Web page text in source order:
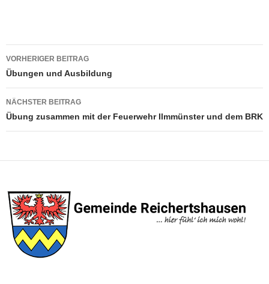
Beitragsnavigation
VORHERIGER BEITRAG
Übungen und Ausbildung
NÄCHSTER BEITRAG
Übung zusammen mit der Feuerwehr Ilmmünster und dem BRK